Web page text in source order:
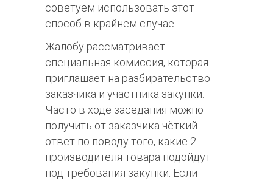
советуем использовать этот
способ в крайнем случае.
Жалобу рассматривает
специальная комиссия, которая
приглашает на разбирательство
заказчика и участника закупки.
Часто в ходе заседания можно
получить от заказчика чёткий
ответ по поводу того, какие 2
производителя товара подойдут
под требования закупки. Если